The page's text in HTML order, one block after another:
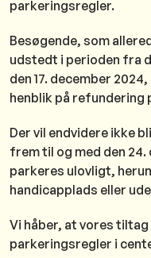
parkeringsregler.
Besøgende, som
udstedt i perioden fra
den 17. december
henblik på refundering
Der vil endvidere ikke
frem til og med den
parkeres ulovligt,
handicapplads eller
Vi håber, at vores tiltag
parkeringsregler i